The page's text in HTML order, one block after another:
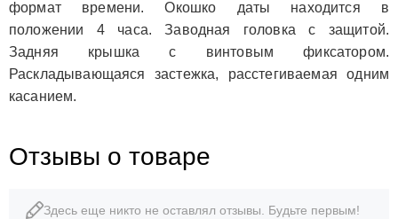
формат времени. Окошко даты находится в
положении 4 часа. Заводная головка с защитой.
Задняя крышка с винтовым фиксатором.
Раскладывающаяся застежка, расстегиваемая одним
касанием.
Отзывы о товаре
Здесь еще никто не оставлял отзывы. Будьте первым!